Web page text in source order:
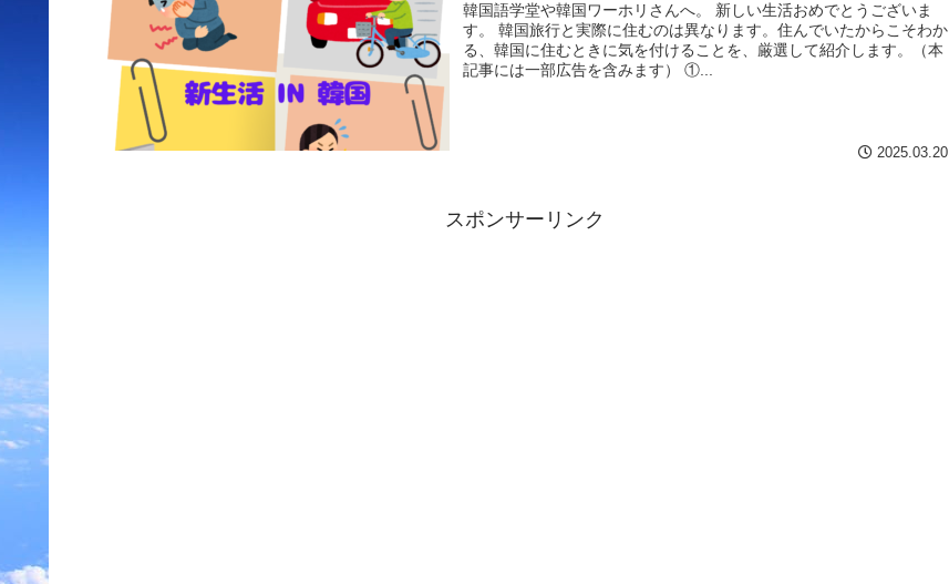
韓国語学堂や韓国ワーホリさんへ。 新しい生活おめでとうございま
す。 韓国旅行と実際に住むのは異なります。住んでいたからこそわか
る、韓国に住むときに気を付けることを、厳選して紹介します。（本
記事には一部広告を含みます） ①...
2025.03.20
スポンサーリンク